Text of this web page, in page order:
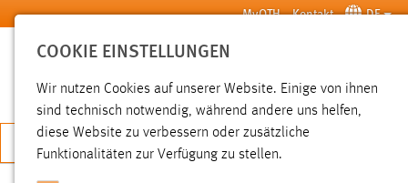
Zum Hauptinhalt springen MyOTH Kontakt DE
SUCHE
JETZT BEWERBEN
COOKIE EINSTELLUNGEN
Wir nutzen Cookies auf unserer Website. Einige von ihnen
sind technisch notwendig, während andere uns helfen,
diese Website zu verbessern oder zusätzliche
Funktionalitäten zur Verfügung zu stellen.